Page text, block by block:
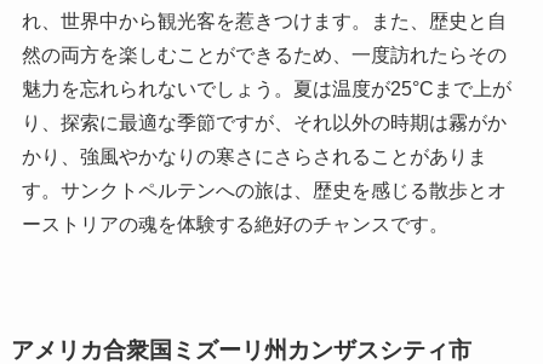
れ、世界中から観光客を惹きつけます。また、歴史と自
然の両方を楽しむことができるため、一度訪れたらその
魅力を忘れられないでしょう。夏は温度が25°Cまで上が
り、探索に最適な季節ですが、それ以外の時期は霧がか
かり、強風やかなりの寒さにさらされることがありま
す。サンクトペルテンへの旅は、歴史を感じる散歩とオ
ーストリアの魂を体験する絶好のチャンスです。
アメリカ合衆国ミズーリ州カンザスシティ市